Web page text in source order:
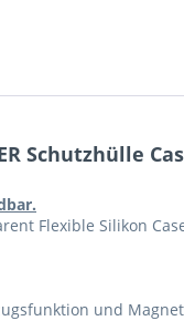
Schutzhülle
Flexible Silikon
und